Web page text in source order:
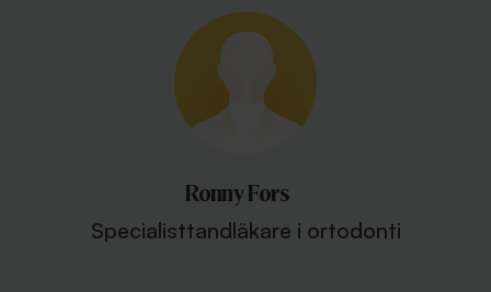
Ronny Fors
Specialisttandläkare i ortodonti